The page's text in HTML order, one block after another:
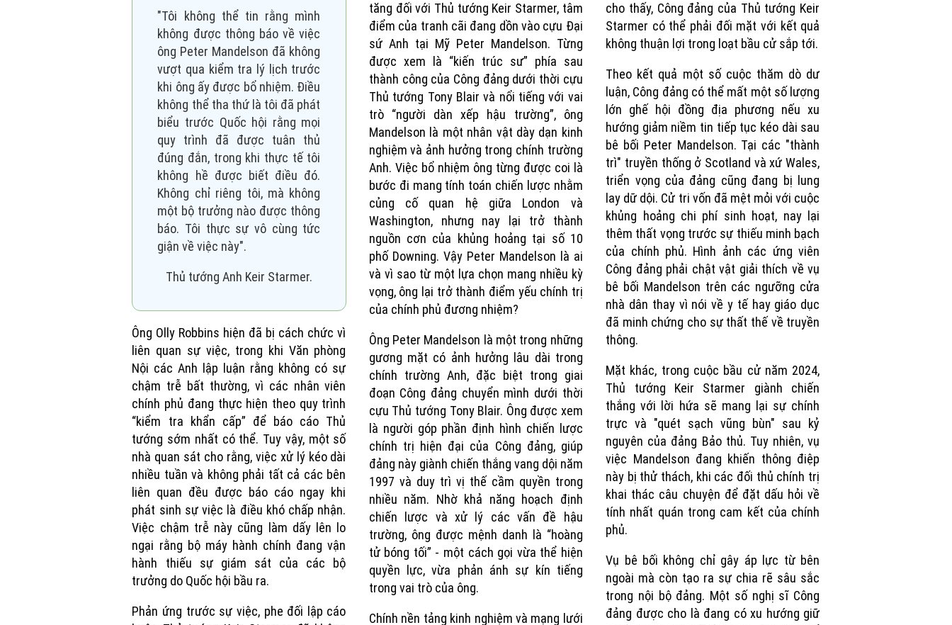
"Tôi không thể tin rằng mình
không được thông báo về việc
ông Peter Mandelson đã không
vượt qua kiểm tra lý lịch trước
khi ông ấy được bổ nhiệm. Điều
không thể tha thứ là tôi đã phát
biểu trước Quốc hội rằng mọi
quy trình đã được tuân thủ
đúng đắn, trong khi thực tế tôi
không hề được biết điều đó.
Không chỉ riêng tôi, mà không
một bộ trưởng nào được thông
báo. Tôi thực sự vô cùng tức
giận về việc này".
Thủ tướng Anh Keir Starmer.
Ông Olly Robbins hiện đã bị cách chức vì
liên quan sự việc, trong khi Văn phòng
Nội các Anh lập luận rằng không có sự
chậm trễ bất thường, vì các nhân viên
chính phủ đang thực hiện theo quy trình
“kiểm tra khẩn cấp” để báo cáo Thủ
tướng sớm nhất có thể. Tuy vậy, một số
nhà quan sát cho rằng, việc xử lý kéo dài
nhiều tuần và không phải tất cả các bên
liên quan đều được báo cáo ngay khi
phát sinh sự việc là điều khó chấp nhận.
Việc chậm trễ này cũng làm dấy lên lo
ngại rằng bộ máy hành chính đang vận
hành thiếu sự giám sát của các bộ
trưởng do Quốc hội bầu ra.
Phản ứng trước sự việc, phe đối lập cáo
tăng đối với Thủ tướng Keir Starmer, tâm
điểm của tranh cãi đang dồn vào cựu Đại
sứ Anh tại Mỹ Peter Mandelson. Từng
được xem là “kiến trúc sư” phía sau
thành công của Công đảng dưới thời cựu
Thủ tướng Tony Blair và nổi tiếng với vai
trò “người dàn xếp hậu trường”, ông
Mandelson là một nhân vật dày dạn kinh
nghiệm và ảnh hưởng trong chính trường
Anh. Việc bổ nhiệm ông từng được coi là
bước đi mang tính toán chiến lược nhằm
củng cố quan hệ giữa London và
Washington, nhưng nay lại trở thành
nguồn cơn của khủng hoảng tại số 10
phố Downing. Vậy Peter Mandelson là ai
và vì sao từ một lựa chọn mang nhiều kỳ
vọng, ông lại trở thành điểm yếu chính trị
của chính phủ đương nhiệm?
Ông Peter Mandelson là một trong những
gương mặt có ảnh hưởng lâu dài trong
chính trường Anh, đặc biệt trong giai
đoạn Công đảng chuyển mình dưới thời
cựu Thủ tướng Tony Blair. Ông được xem
là người góp phần định hình chiến lược
chính trị hiện đại của Công đảng, giúp
đảng này giành chiến thắng vang dội năm
1997 và duy trì vị thế cầm quyền trong
nhiều năm. Nhờ khả năng hoạch định
chiến lược và xử lý các vấn đề hậu
trường, ông được mệnh danh là “hoàng
tử bóng tối” - một cách gọi vừa thể hiện
quyền lực, vừa phản ánh sự kín tiếng
trong vai trò của ông.
Chính nền tảng kinh nghiệm và mạng lưới
cho thấy, Công đảng của Thủ tướng Keir
Starmer có thể phải đối mặt với kết quả
không thuận lợi trong loạt bầu cử sắp tới.
Theo kết quả một số cuộc thăm dò dư
luận, Công đảng có thể mất một số lượng
lớn ghế hội đồng địa phương nếu xu
hướng giảm niềm tin tiếp tục kéo dài sau
bê bối Peter Mandelson. Tại các "thành
trì" truyền thống ở Scotland và xứ Wales,
triển vọng của đảng cũng đang bị lung
lay dữ dội. Cử tri vốn đã mệt mỏi với cuộc
khủng hoảng chi phí sinh hoạt, nay lại
thêm thất vọng trước sự thiếu minh bạch
của chính phủ. Hình ảnh các ứng viên
Công đảng phải chật vật giải thích về vụ
bê bối Mandelson trên các ngưỡng cửa
nhà dân thay vì nói về y tế hay giáo dục
đã minh chứng cho sự thất thế về truyền
thông.
Mặt khác, trong cuộc bầu cử năm 2024,
Thủ tướng Keir Starmer giành chiến
thắng với lời hứa sẽ mang lại sự chính
trực và "quét sạch vũng bùn" sau kỷ
nguyên của đảng Bảo thủ. Tuy nhiên, vụ
việc Mandelson đang khiến thông điệp
này bị thử thách, khi các đối thủ chính trị
khai thác câu chuyện để đặt dấu hỏi về
tính nhất quán trong cam kết của chính
phủ.
Vụ bê bối không chỉ gây áp lực từ bên
ngoài mà còn tạo ra sự chia rẽ sâu sắc
trong nội bộ đảng. Một số nghị sĩ Công
đảng được cho là đang có xu hướng giữ